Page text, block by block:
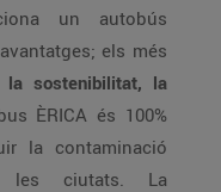
un autobús
els més
la sostenibilitat, la
ÈRICA és 100%
la contaminació
les ciutats. La